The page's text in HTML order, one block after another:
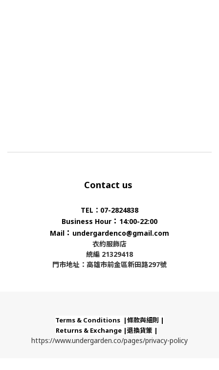
Contact us
TEL：07-2824838
Business Hour ： 14:00-22:00
Mail ： undergardenco@gmail.com
衣約服飾店
統編 21329418
門市地址：高雄市前金區新田路297號
Terms & Conditions |條款與細則 |
Returns & Exchange |退換貨策 |
https://www.undergarden.co/pages/privacy-policy